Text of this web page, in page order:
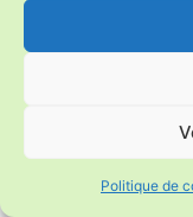
Politique de
Bonjour, mon
durant 2 ans
ce qui lui a
craintes donc